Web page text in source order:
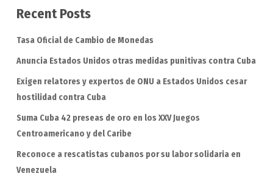
Recent Posts
Tasa Oficial de Cambio de Monedas
Anuncia Estados Unidos otras medidas punitivas contra Cuba
Exigen relatores y expertos de ONU a Estados Unidos cesar
hostilidad contra Cuba
Suma Cuba 42 preseas de oro en los XXV Juegos
Centroamericano y del Caribe
Reconoce a rescatistas cubanos por su labor solidaria en
Venezuela